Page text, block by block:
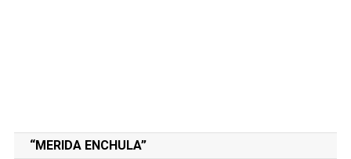
“MERIDA ENCHULA”